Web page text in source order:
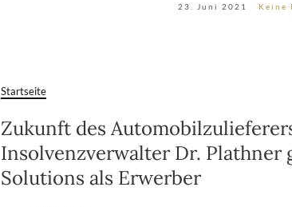
23. Juni 2021 Keine
Startseite
Zukunft des
Insolvenzverwalter Dr.
Solutions als Erwerber